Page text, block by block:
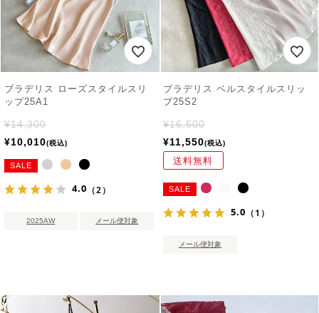
ブラデリス ローズスタイルスリ
ップ25A1
¥14,300
¥10,010 税込
SALE
4.0 （2）
2025AW メール便対象
ブラデリス ベルスタイルスリッ
プ25S2
¥16,500
¥11,550 税込
送料無料
SALE
5.0 （1）
メール便対象